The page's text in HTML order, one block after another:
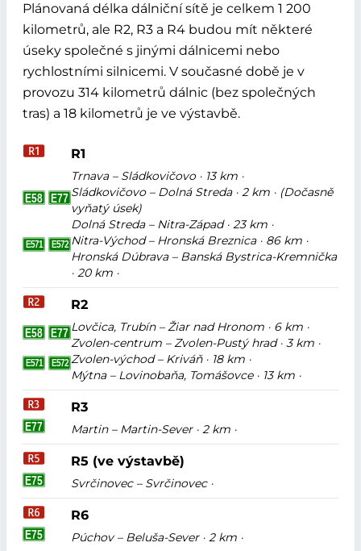
Plánovaná délka dálniční sítě je celkem 1 200
kilometrů, ale R2, R3 a R4 budou mít některé
úseky společné s jinými dálnicemi nebo
rychlostními silnicemi. V současné době je v
provozu 314 kilometrů dálnic (bez společných
tras) a 18 kilometrů je ve výstavbě.
R1
Trnava – Sládkovičovo · 13 km ·
Sládkovičovo – Dolná Streda · 2 km · (Dočasně
vyňatý úsek)
Dolná Streda – Nitra-Západ · 23 km ·
Nitra-Východ – Hronská Breznica · 86 km ·
Hronská Dúbrava – Banská Bystrica-Kremnička
· 20 km ·
R2
Lovčica, Trubín – Žiar nad Hronom · 6 km ·
Zvolen-centrum – Zvolen-Pustý hrad · 3 km ·
Zvolen-východ – Kriváň · 18 km ·
Mýtna – Lovinobaňa, Tomášovce · 13 km ·
R3
Martin – Martin-Sever · 2 km ·
R5 (ve výstavbě)
Svrčinovec – Svrčinovec ·
R6
Púchov – Beluša-Sever · 2 km ·